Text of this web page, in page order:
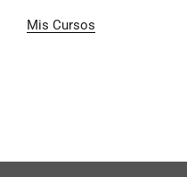
Mis Cursos